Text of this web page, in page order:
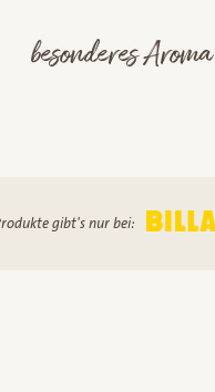
besonderes Aroma
gibt's nur bei: